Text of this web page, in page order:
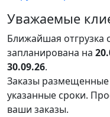
Уважаемые
Ближайшая отгрузка
запланирована на
30.09.26.
Заказы размещенные
указанные сроки.
ваши заказы.